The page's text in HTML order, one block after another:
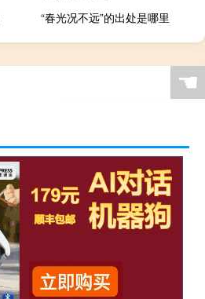
“春光况不远”的出处是哪里
☚